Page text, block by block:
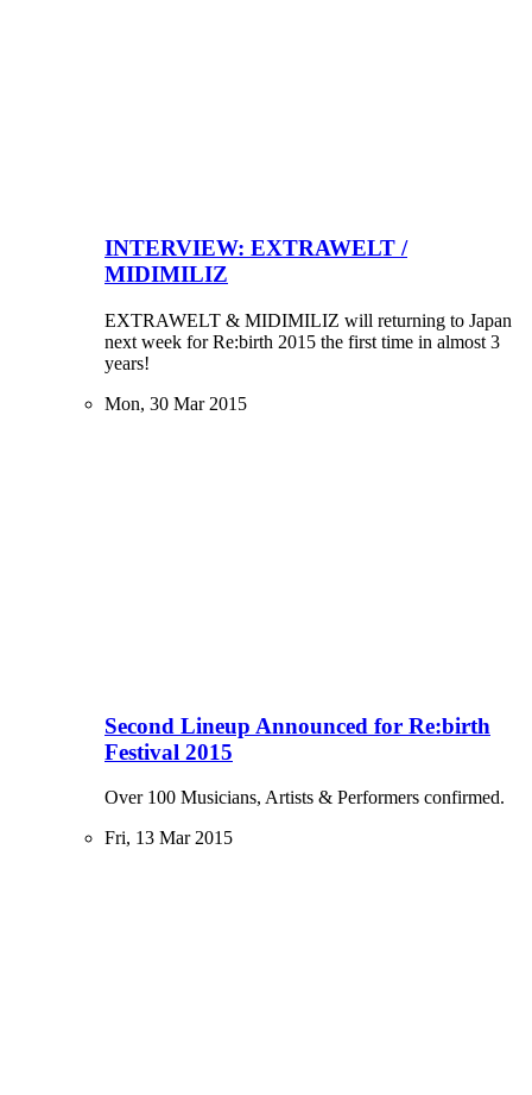
INTERVIEW: EXTRAWELT /
MIDIMILIZ
EXTRAWELT & MIDIMILIZ will returning to Japan
next week for Re:birth 2015 the first time in almost 3
years!
Mon, 30 Mar 2015
Second Lineup Announced for Re:birth
Festival 2015
Over 100 Musicians, Artists & Performers confirmed.
Fri, 13 Mar 2015